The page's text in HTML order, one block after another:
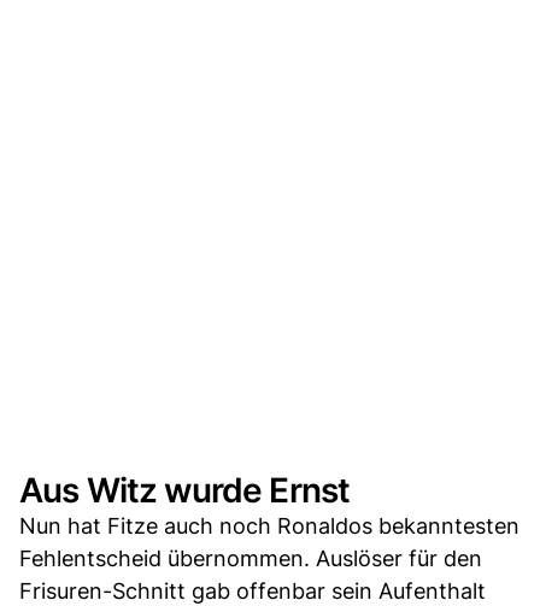
Aus Witz wurde Ernst
Nun hat Fitze auch noch Ronaldos bekanntesten
Fehlentscheid übernommen. Auslöser für den
Frisuren-Schnitt gab offenbar sein Aufenthalt